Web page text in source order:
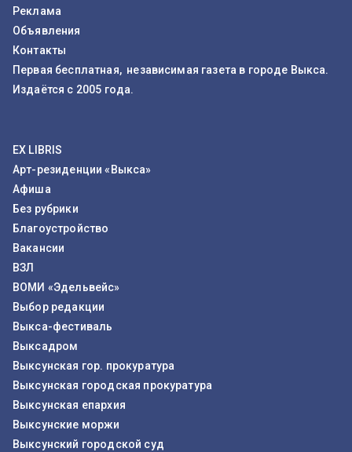
Реклама
Объявления
Контакты
Первая бесплатная, независимая газета в городе Выкса.
Издаётся с 2005 года.
EX LIBRIS
Арт-резиденции «Выкса»
Афиша
Без рубрики
Благоустройство
Вакансии
ВЗЛ
ВОМИ «Эдельвейс»
Выбор редакции
Выкса-фестиваль
Выксадром
Выксунская гор. прокуратура
Выксунская городская прокуратура
Выксунская епархия
Выксунские моржи
Выксунский городской суд